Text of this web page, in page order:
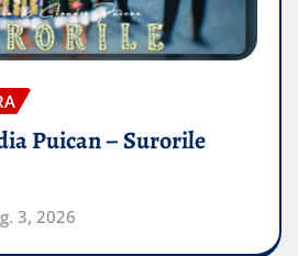
Puican – Surorile
3, 2026